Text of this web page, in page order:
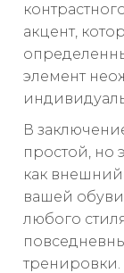
акцент,
элемент
В
простой, но
как
вашей
любого
тренировки.